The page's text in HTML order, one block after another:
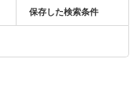
保存した検索条件